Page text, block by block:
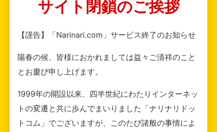
サイト閉鎖のご挨拶
【謹告】「Narinari.com」サービス終了のお知らせ
陽春の候、皆様におかれましては益々ご清祥のこと
とお慶び申し上げます。
1999年の開設以来、四半世紀にわたりインターネッ
トの変遷と共に歩んでまいりました「ナリナリドッ
トコム」でございますが、このたび諸般の事情によ